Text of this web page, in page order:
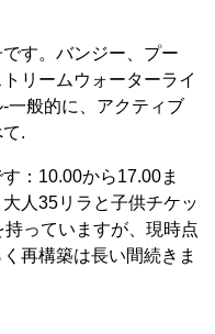
す。バンジー、プー
リームウォーターライ
一般的に、アクティブ
.
：10.00から17.00ま
人35リラと子供チケッ
持っていますが、現時点
再構築は長い間続きま